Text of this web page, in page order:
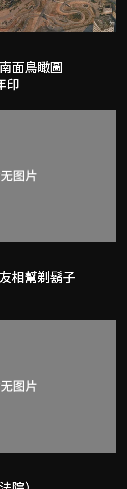
面鳥瞰圖
印
相幫剃鬍子